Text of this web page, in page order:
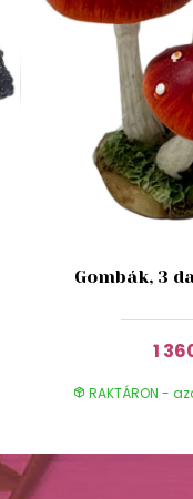
Gombák, 3
1
RAKTÁRON -